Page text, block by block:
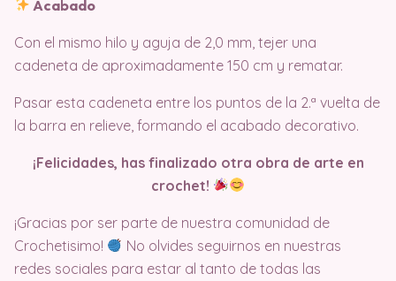
Acabado
Con el mismo hilo y aguja de 2,0 mm, tejer una
cadeneta de aproximadamente 150 cm y rematar.
Pasar esta cadeneta entre los puntos de la 2.ª vuelta de
la barra en relieve, formando el acabado decorativo.
¡Felicidades, has finalizado otra obra de arte en
crochet!
¡Gracias por ser parte de nuestra comunidad de
Crochetisimo!
No olvides seguirnos en nuestras
redes sociales para estar al tanto de todas las